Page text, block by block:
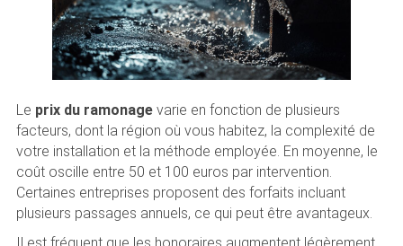
Le prix du ramonagevarie en fonction de plusieurs
facteurs, dont la région où vous habitez, la complexité de
votre installation et la méthode employée. En moyenne, le
coût oscille entre 50 et 100 euros par intervention.
Certaines entreprises proposent des forfaits incluant
plusieurs passages annuels, ce qui peut être avantageux.
Il est fréquent que les honoraires augmentent légèrement